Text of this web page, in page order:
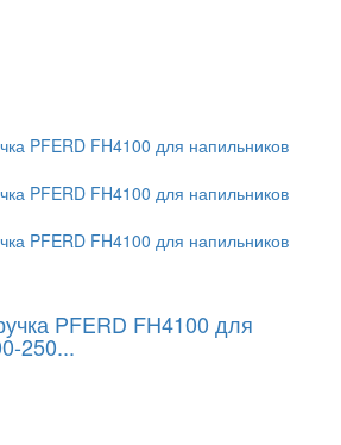
PFERD FH4100 для
250...